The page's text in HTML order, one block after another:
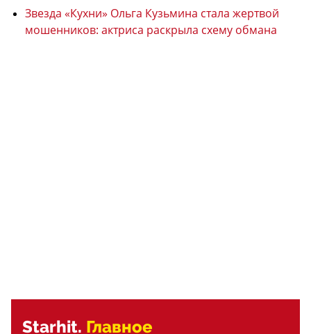
Звезда «Кухни» Ольга Кузьмина стала жертвой
мошенников: актриса раскрыла схему обмана
Starhit. Главное